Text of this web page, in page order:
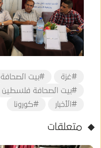
#غزة #بيت الصحافة
#بيت الصحافة فلسطين
#الأخبار
#كورونا
متعلقات